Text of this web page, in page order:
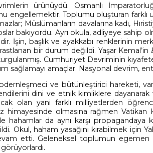
ürünüydü. Osmanlı
engellemektir. Toplumu oluşturan farklı
Müslümanların davalarına kadı,
bakıyordu. Ayrı okula, adliyeye
İşin, başlık ve ayakkabı renklerinin
bir durum değildi. Yaşar Kemal’in
Cumhuriyet Devriminin
sağlamayı amaçlar. Nasyonal devrim,
ve bütünleştirici hareketi,
dini ve etnik kimliklere dayanarak
olan yani farklı milliyetlerden
himayesinde olmasına rağmen Vatikan
da aynı karşı propagandaya
Okul, haham yasağını kırabilmek için
etti. Geleneksel toplumun egemen
görüyorlardı.